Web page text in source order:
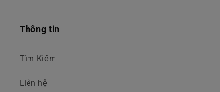
Thông tin
Tìm Kiếm
Liên hệ